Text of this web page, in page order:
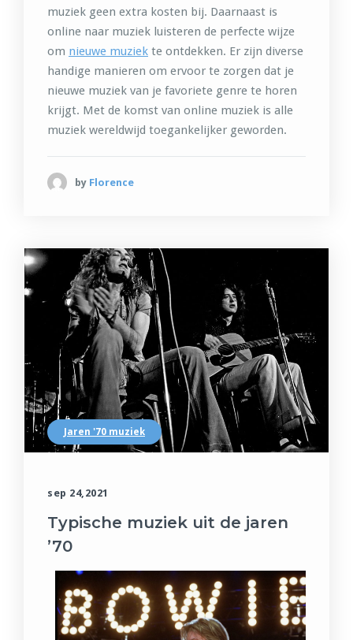
muziek geen extra kosten bij. Daarnaast is
online naar muziek luisteren de perfecte wijze
om nieuwe muziek te ontdekken. Er zijn diverse
handige manieren om ervoor te zorgen dat je
nieuwe muziek van je favoriete genre te horen
krijgt. Met de komst van online muziek is alle
muziek wereldwijd toegankelijker geworden.
by Florence
Jaren '70 muziek
sep 24,2021
Typische muziek uit de jaren
’70